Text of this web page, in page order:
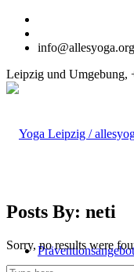
info@allesyoga.org
Leipzig und Umgebung,
Posts By: neti
Sorry, no results were